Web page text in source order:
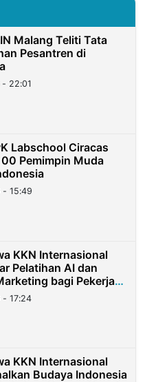
Malang Teliti Tata
Pesantren di
22:01
Labschool Ciracas
Pemimpin Muda
15:49
KKN Internasional
Pelatihan AI dan
bagi Pekerja
di Taiwan
17:24
KKN Internasional
Budaya Indonesia